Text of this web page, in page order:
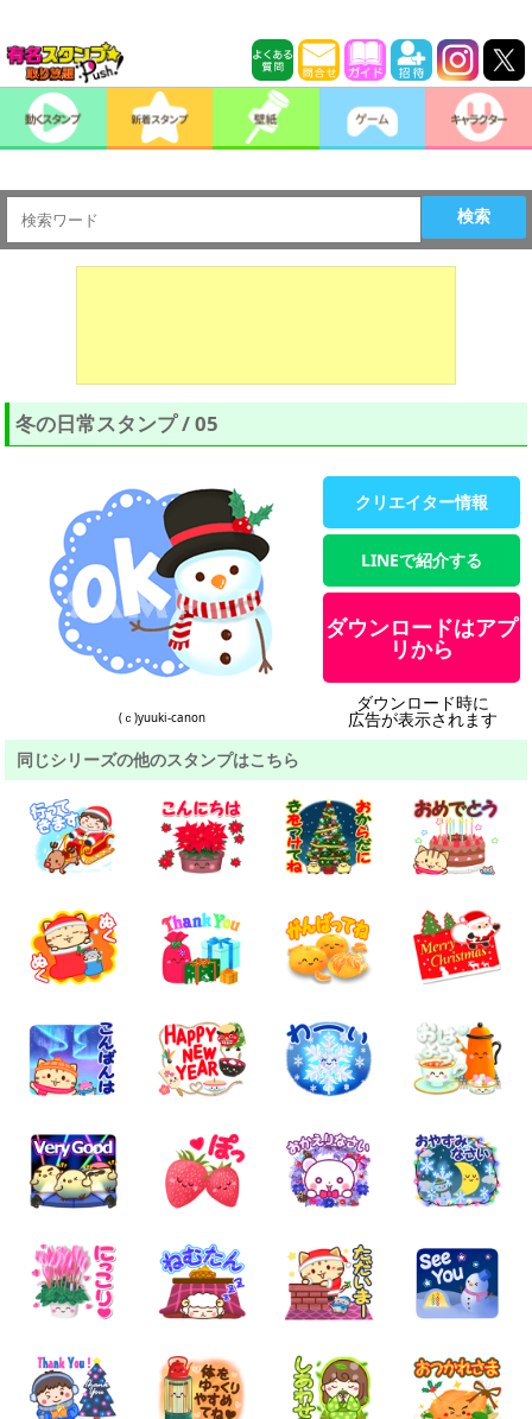
検索
冬の日常スタンプ / 05
(ｃ)yuuki-canon
クリエイター情報
LINEで紹介する
ダウンロードはアプ
リから
ダウンロード時に
広告が表示されます
同じシリーズの他のスタンプはこちら